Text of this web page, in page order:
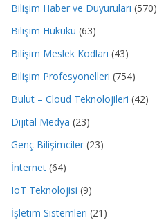
Bilişim Haber ve Duyuruları (570)
Bilişim Hukuku (63)
Bilişim Meslek Kodları (43)
Bilişim Profesyonelleri (754)
Bulut – Cloud Teknolojileri (42)
Dijital Medya (23)
Genç Bilişimciler (23)
İnternet (64)
IoT Teknolojisi (9)
İşletim Sistemleri (21)